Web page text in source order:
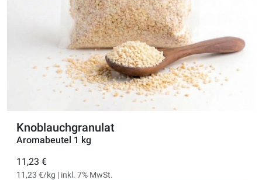
Knoblauchgranulat
Aromabeutel 1 kg
11,23 €
11,23 €/kg | inkl. 7% MwSt.